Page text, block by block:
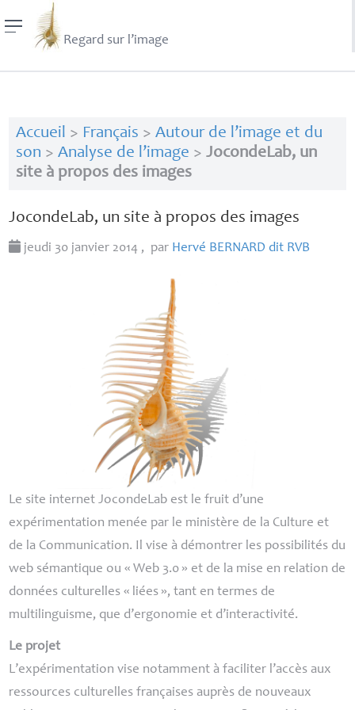
Regard sur l’image
Accueil > Français > Autour de l’image et du
son > Analyse de l’image > JocondeLab, un
site à propos des images
JocondeLab, un site à propos des images
jeudi 30 janvier 2014 , par Hervé BERNARD dit RVB
Le site internet JocondeLab est le fruit d’une
expérimentation menée par le ministère de la Culture et
de la Communication. Il vise à démontrer les possibilités du
web sémantique ou « Web 3.0 » et de la mise en relation de
données culturelles « liées », tant en termes de
multilinguisme, que d’ergonomie et d’interactivité.
Le projet
L’expérimentation vise notamment à faciliter l’accès aux
ressources culturelles françaises auprès de nouveaux